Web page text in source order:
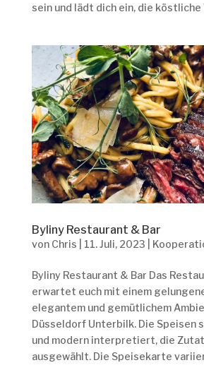
sein und lädt dich ein, die köstliche
Byliny Restaurant & Bar
von Chris 11. Juli, 2023
Byliny Restaurant & Bar Das
erwartet euch mit einem
elegantem und gemütlichem
Düsseldorf Unterbilk. Die Speisen
und modern interpretiert, die
ausgewählt. Die Speisekarte